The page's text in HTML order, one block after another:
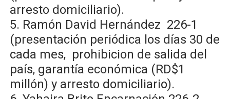
arresto domiciliario).
5. Ramón David Hernández 226-1
(presentación periódica los días 30 de
cada mes, prohibicion de salida del
país, garantía económica (RD$1
millón) y arresto domiciliario).